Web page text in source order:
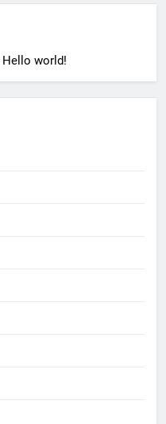
Hello world!